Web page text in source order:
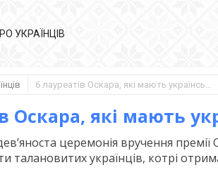
УКРАЇНЦІВ
6 лауреатів Оскара, які мають українське коріння
Оскара, які мають
церемонія вручення премії
талановитих українців, котрі